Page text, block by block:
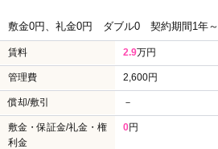
敷金0円、礼金0円 ダブル0 契約期間1年～
賃料 2.9万円
管理費 2,600円
償却/敷引 －
敷金・保証金/礼金・権
利金
0円